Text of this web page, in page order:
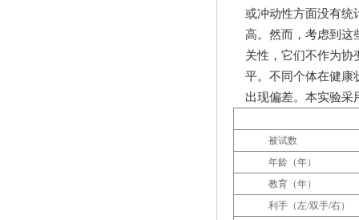
或冲动性方面没有统
高。然而，考虑到这
关性，它们不作为协
平。不同个体在健康
出现偏差。本实验采
被试数
年龄（年）
教育（年）
利手（左/双手/右）